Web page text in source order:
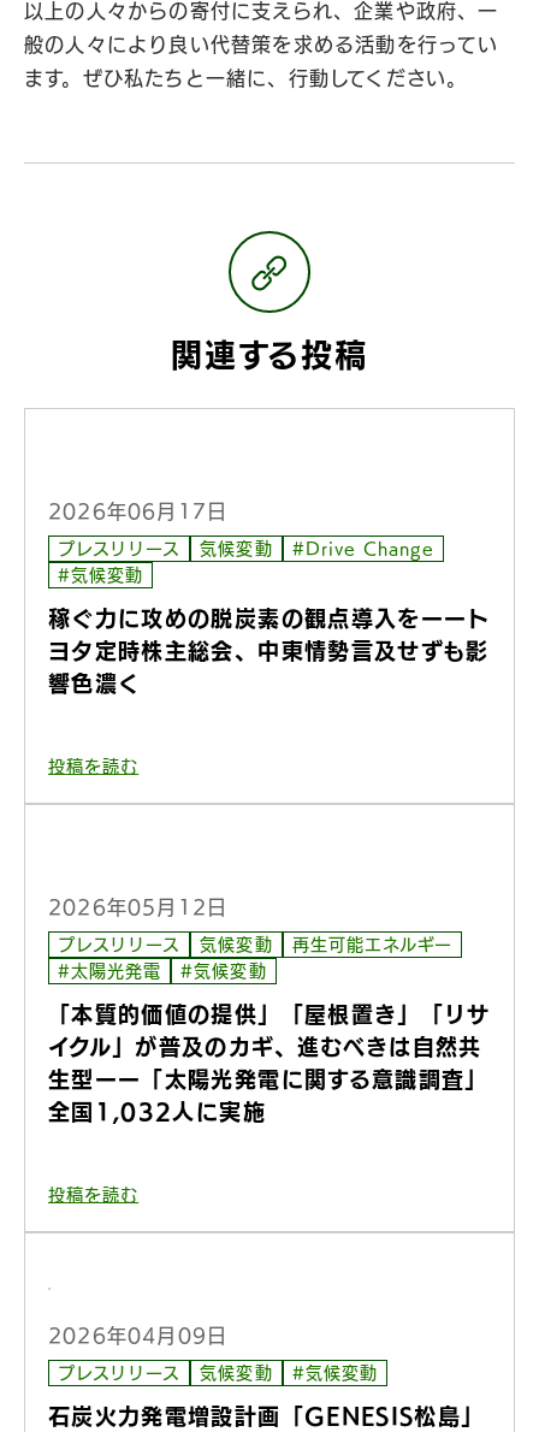
以上の人々からの寄付に支えられ、企業や政府、一
般の人々により良い代替策を求める活動を行ってい
ます。ぜひ私たちと一緒に、行動してください。
関連する投稿
2026年06月17日
プレスリリース 気候変動
#Drive Change
#気候変動
稼ぐ力に攻めの脱炭素の観点導入をーート
ヨタ定時株主総会、中東情勢言及せずも影
響色濃く
投稿を読む
2026年05月12日
プレスリリース 気候変動
再生可能エネルギー
#太陽光発電
#気候変動
「本質的価値の提供」「屋根置き」「リサ
イクル」が普及のカギ、進むべきは自然共
生型ーー「太陽光発電に関する意識調査」
全国1,032人に実施
投稿を読む
2026年04月09日
プレスリリース 気候変動 #気候変動
石炭火力発電増設計画「GENESIS松島」